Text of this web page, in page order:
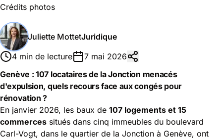
Crédits photos
Juliette MottetJuridique
4 min de lecture
7 mai 2026
Genève : 107 locataires de la Jonction menacés
d'expulsion, quels recours face aux congés pour
rénovation ?
En janvier 2026, les baux de 107 logements et 15
commerces situés dans cinq immeubles du boulevard
Carl-Vogt, dans le quartier de la Jonction à Genève, ont